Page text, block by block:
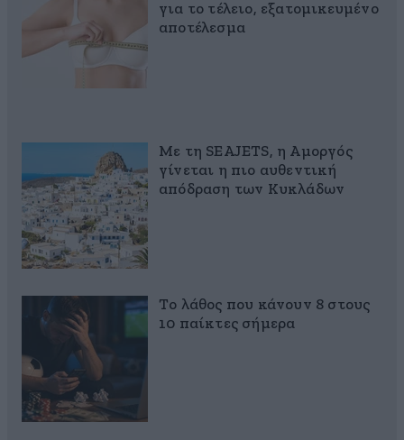
για το τέλειο, εξατομικευμένο
αποτέλεσμα
Με τη SEAJETS, η Αμοργός
γίνεται η πιο αυθεντική
απόδραση των Κυκλάδων
Το λάθος που κάνουν 8 στους
10 παίκτες σήμερα